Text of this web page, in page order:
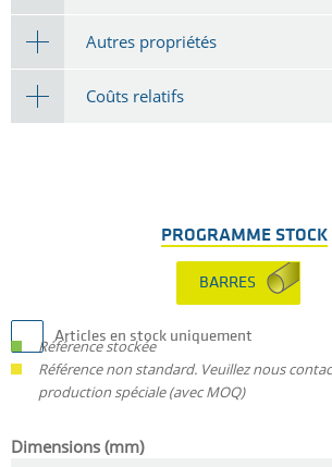
Autres propriétés
Coûts relatifs
PROGRAMME STOCK
BARRES
Articles en stock uniquement
Référence stockée
Référence non standard. Veuillez nous
production spéciale (avec MOQ)
Dimensions (mm)